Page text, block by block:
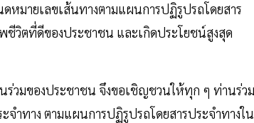
หมายเลขเส้นทางตามแผนการปฏิรูปรถโดยสาร
วิตที่ดีของประชาชน และเกิดประโยชน์สูงสุด
ร่วมของประชาชน จึงขอเชิญชวนให้ทุก ๆ ท่านร่วม
ำทาง ตามแผนการปฏิรูปรถโดยสารประจำทางใน